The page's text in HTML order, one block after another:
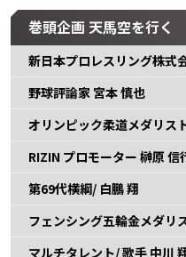
巻頭企画 天馬空を行く
新日本プロレスリング株式
野球評論家 宮本 慎也
オリンピック柔道メダリス
RIZIN プロモーター 榊原 信
第69代横綱/ 白鵬 翔
フェンシング五輪金メダリ
マルチタレント/ 歌手 中川